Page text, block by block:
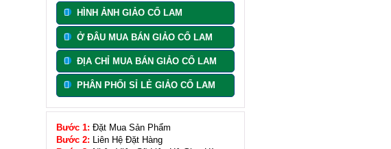
HÌNH ẢNH GIẢO CỔ LAM
Ở ĐÂU MUA BÁN GIẢO CỔ LAM
ĐỊA CHỈ MUA BÁN GIẢO CỔ LAM
PHÂN PHỐI SỈ LẺ GIẢO CỔ LAM
Bước 1: Đặt Mua Sản Phẩm
Bước 2: Liên Hệ Đặt Hàng